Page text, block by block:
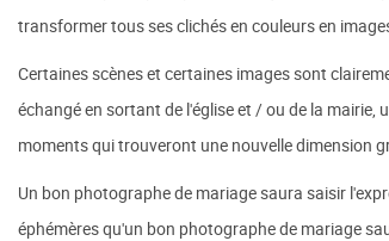
transformer tous ses clichés en couleurs en
Certaines scènes et certaines images sont
échangé en sortant de l'église et / ou de la mairie,
moments qui trouveront une nouvelle dimension
Un bon photographe de mariage saura saisir
éphémères qu'un bon photographe de mariage